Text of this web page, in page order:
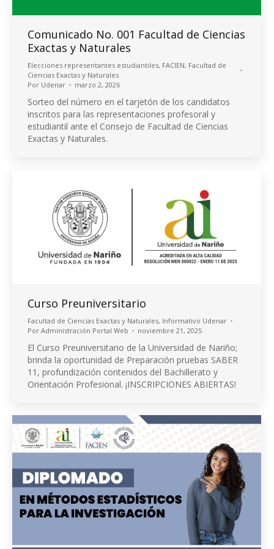
Comunicado No. 001 Facultad de Ciencias
Exactas y Naturales
Elecciones representantes estudiantiles, FACIEN, Facultad de
Ciencias Exactas y Naturales
Por Udenar marzo 2, 2026
Sorteo del número en el tarjetón de los candidatos
inscritos para las representaciones profesoral y
estudiantil ante el Consejo de Facultad de Ciencias
Exactas y Naturales.
Curso Preuniversitario
Facultad de Ciencias Exactas y Naturales, Informativo Udenar
Por Administración Portal Web noviembre 21, 2025
El Curso Preuniversitario de la Universidad de Nariño;
brinda la oportunidad de Preparación pruebas SABER
11, profundización contenidos del Bachillerato y
Orientación Profesional. ¡INSCRIPCIONES ABIERTAS!